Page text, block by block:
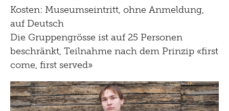
Kosten: Museumseintritt, ohne Anmeldung,
auf Deutsch
Die Gruppengrösse ist auf 25 Personen
beschränkt, Teilnahme nach dem Prinzip «first
come, first served»